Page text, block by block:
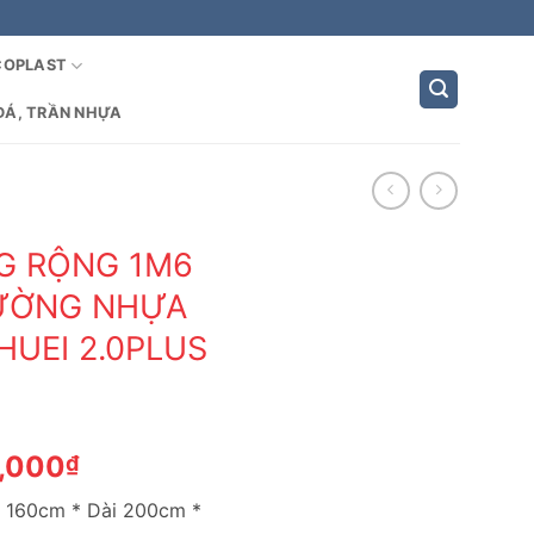
TRẦN NHỰA
RỘNG 1M6
NHỰA
2.0PLUS
₫Giá
hiện
tại
* Dài 200cm *